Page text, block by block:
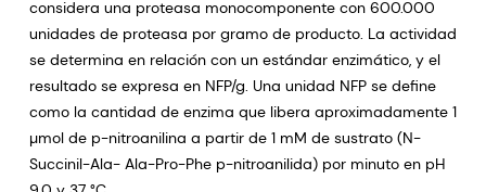
considera una proteasa monocomponente con 600.000
unidades de proteasa por gramo de producto. La actividad
se determina en relación con un estándar enzimático, y el
resultado se expresa en NFP/g. Una unidad NFP se define
como la cantidad de enzima que libera aproximadamente 1
µmol de p-nitroanilina a partir de 1 mM de sustrato (N-
Succinil-Ala- Ala-Pro-Phe p-nitroanilida) por minuto en pH